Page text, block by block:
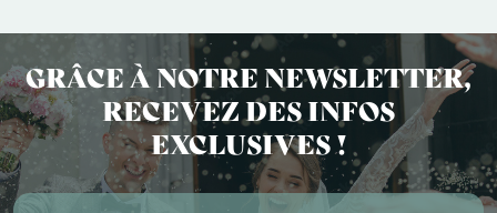
GRÂCE À NOTRE NEWSLETTER,
RECEVEZ DES INFOS
EXCLUSIVES !